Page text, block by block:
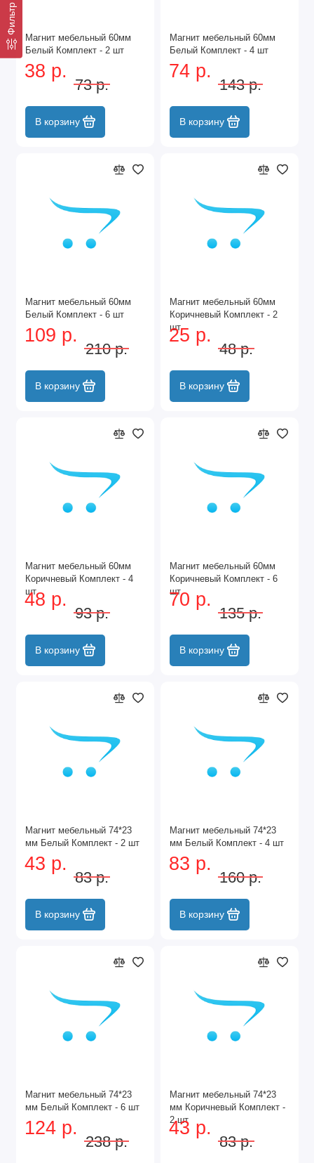
Фильтр
Магнит мебельный 60мм
Белый Комплект - 2 шт
38 р.
73 р.
В корзину
Магнит мебельный 60мм
Белый Комплект - 4 шт
74 р.
143 р.
В корзину
Магнит мебельный 60мм
Белый Комплект - 6 шт
109 р.
210 р.
В корзину
Магнит мебельный 60мм
Коричневый Комплект - 2
шт
25 р.
48 р.
В корзину
Магнит мебельный 60мм
Коричневый Комплект - 4
шт
48 р.
93 р.
В корзину
Магнит мебельный 60мм
Коричневый Комплект - 6
шт
70 р.
135 р.
В корзину
Магнит мебельный 74*23
мм Белый Комплект - 2 шт
43 р.
83 р.
В корзину
Магнит мебельный 74*23
мм Белый Комплект - 4 шт
83 р.
160 р.
В корзину
Магнит мебельный 74*23
мм Белый Комплект - 6 шт
124 р.
238 р.
Магнит мебельный 74*23
мм Коричневый Комплект -
2 шт
43 р.
83 р.